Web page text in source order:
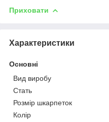
Приховати
Характеристики
Основні
Вид виробу
Стать
Розмір шкарпеток
Колір